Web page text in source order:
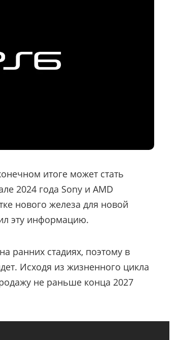
итоге может стать
2024 года Sony и AMD
нового железа для новой
эту информацию.
ранних стадиях, поэтому в
Исходя из жизненного цикла
не раньше конца 2027